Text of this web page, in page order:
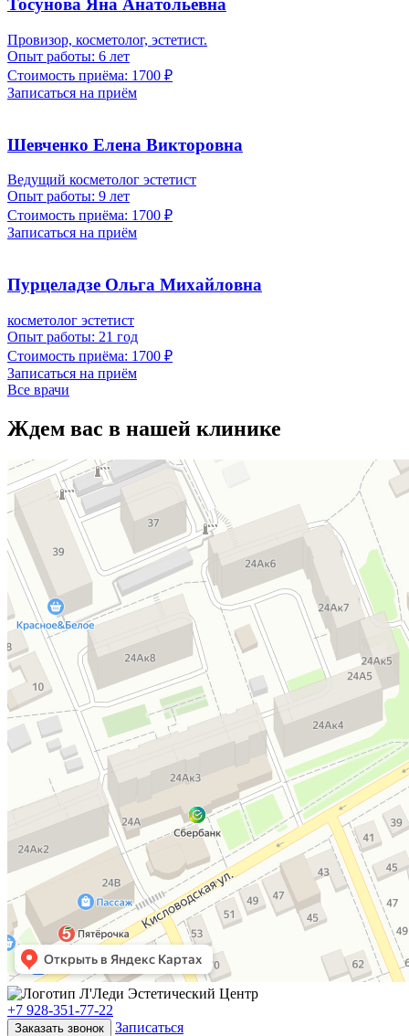
Тосунова Яна Анатольевна
Провизор, косметолог, эстетист.
Опыт работы: 6 лет
Стоимость приёма: 1700 ₽
Записаться на приём
Шевченко Елена Викторовна
Ведущий косметолог эстетист
Опыт работы: 9 лет
Стоимость приёма: 1700 ₽
Записаться на приём
Пурцеладзе Ольга Михайловна
косметолог эстетист
Опыт работы: 21 год
Стоимость приёма: 1700 ₽
Записаться на приём
Все врачи
Ждем вас в нашей клинике
+7 928-351-77-22
Заказать звонок Записаться